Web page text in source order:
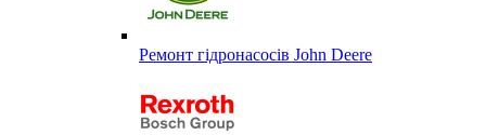
Ремонт гідронасосів John Deere